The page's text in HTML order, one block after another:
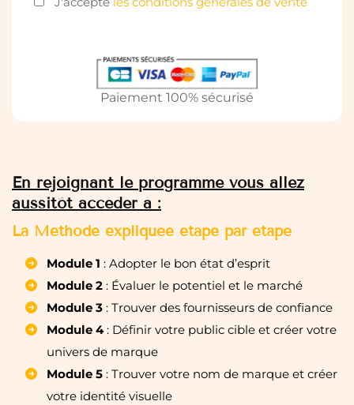
Paiement 100% sécurisé
En rejoignant le programme vous allez
aussitôt accéder à :
La Méthode expliquée étape par étape
Module 1 : Adopter le bon état d’esprit
Module 2 : Évaluer le potentiel et le marché
Module 3: Trouver des fournisseurs de confiance
Module 4 : Définir votre public cible et créer votre
univers de marque
Module 5: Trouver votre nom de marque et créer
votre identité visuelle